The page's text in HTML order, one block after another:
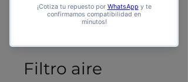
Filtro aire